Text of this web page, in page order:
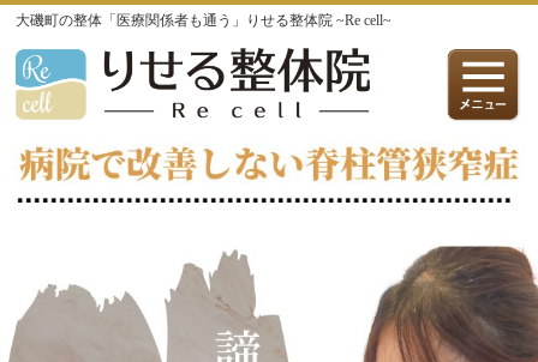
大磯町の整体「医療関係者も通う」りせる整体院 ~Re cell~